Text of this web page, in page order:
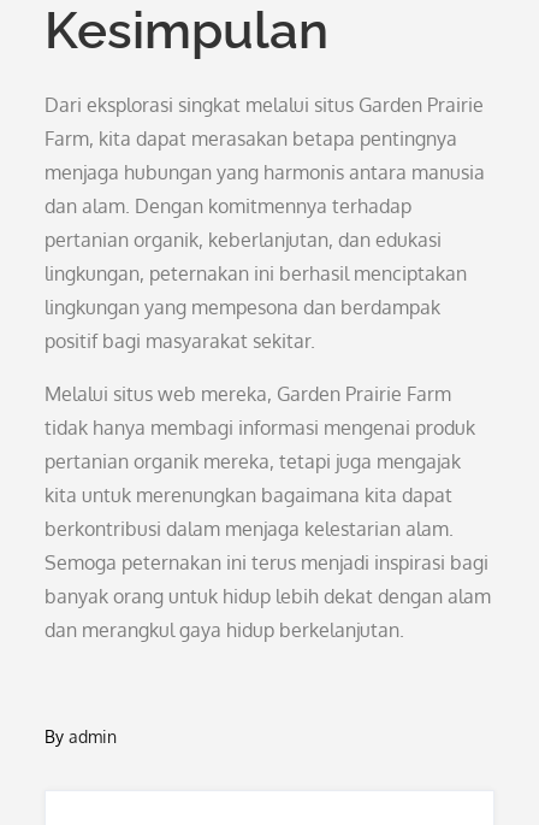
Kesimpulan
Dari eksplorasi singkat melalui situs Garden Prairie
Farm, kita dapat merasakan betapa pentingnya
menjaga hubungan yang harmonis antara manusia
dan alam. Dengan komitmennya terhadap
pertanian organik, keberlanjutan, dan edukasi
lingkungan, peternakan ini berhasil menciptakan
lingkungan yang mempesona dan berdampak
positif bagi masyarakat sekitar.
Melalui situs web mereka, Garden Prairie Farm
tidak hanya membagi informasi mengenai produk
pertanian organik mereka, tetapi juga mengajak
kita untuk merenungkan bagaimana kita dapat
berkontribusi dalam menjaga kelestarian alam.
Semoga peternakan ini terus menjadi inspirasi bagi
banyak orang untuk hidup lebih dekat dengan alam
dan merangkul gaya hidup berkelanjutan.
Byadmin